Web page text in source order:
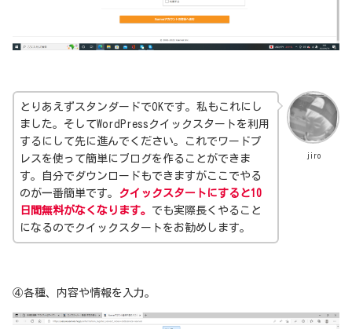
jiro
とりあえずスタンダードでOKです。私もこれにし
ました。そしてWordPressクイックスタートを利用
するにして先に進んでください。これでワードプ
レスを使って簡単にブログを作ることができま
す。自分でダウンロードもできますがここでやる
のが一番簡単です。
クイックスタートにすると10
日間無料がなくなります。 でも実際長くやること
になるのでクイックスタートをお勧めします。
④各種、内容や情報を入力。